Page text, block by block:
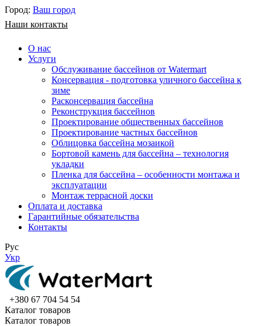
Город: Ваш город
Наши контакты
О нас
Услуги
Обслуживание бассейнов от Watermart
Консервация - подготовка уличного бассейна к
зиме
Расконсервация бассейна
Реконструкция бассейнов
Проектирование общественных бассейнов
Проектирование частных бассейнов
​Облицовка бассейна мозаикой
Бортовой камень для бассейна – технология
укладки
Пленка для бассейна – особенности монтажа и
эксплуатации
Монтаж террасной доски
Оплата и доставка
Гарантийные обязательства
Контакты
Рус
Укр
+380 67 704 54 54
Каталог товаров
Каталог товаров